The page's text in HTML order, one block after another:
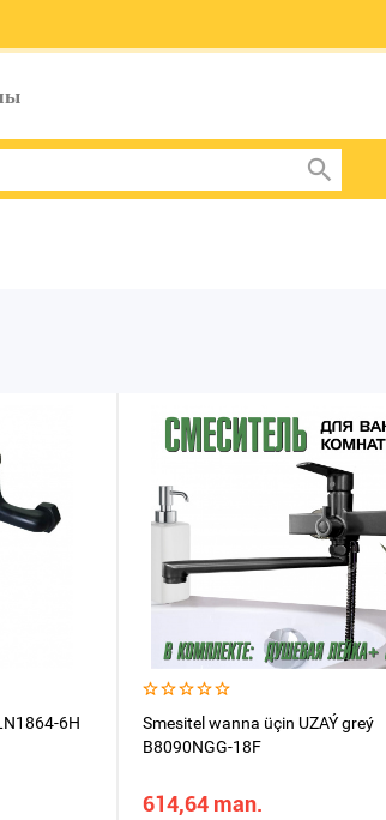
6H
Smesitel wanna üçin UZAÝ greý
B8090NGG-18F
614,64 man.